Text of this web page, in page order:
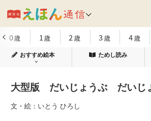
0歳 1歳 2 歳 3歳 4歳
おすすめ絵本 ためし読み
大型版 だいじょうぶ だいじ
文・絵：いとう ひろし